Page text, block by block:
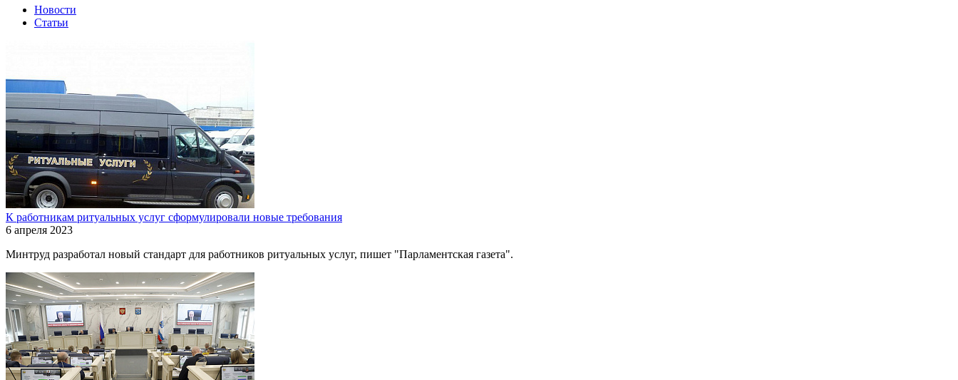
Новости
Статьи
К работникам ритуальных услуг сформулировали новые требования
6 апреля 2023
Минтруд разработал новый стандарт для работников ритуальных услуг, пишет "Парламентская газета".